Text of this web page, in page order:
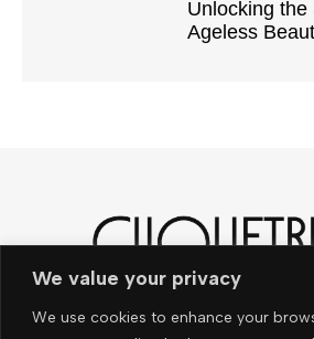
We value your privacy
We use cookies to enhance your
Unlocking the
Ageless
Noch mehr